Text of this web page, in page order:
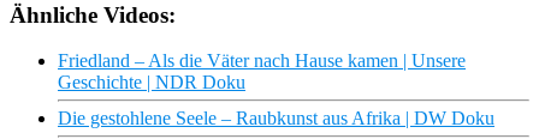
Ähnliche Videos:
Friedland – Als die Väter nach Hause kamen | Unsere
Geschichte | NDR Doku
Die gestohlene Seele – Raubkunst aus Afrika | DW Doku